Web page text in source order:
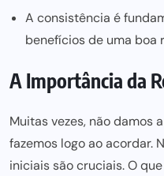
A consistência é
benefícios de uma boa
A Importância da
Muitas vezes, não damos
fazemos logo ao acordar.
iniciais são cruciais. O